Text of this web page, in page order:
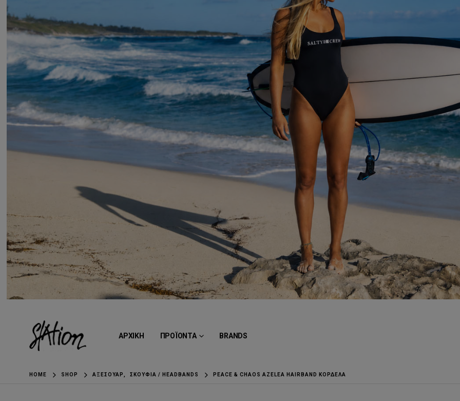
ΑΡΧΙΚΗ ΠΡΟΪΟΝΤΑ BRANDS
HOME SHOP ΑΞΕΣΟΥΆΡ ΣΚΟΎΦΙΑ / HEADBANDS PEACE & CHAOS AZELEA HAIRBAND ΚΟΡΔΈΛΑ